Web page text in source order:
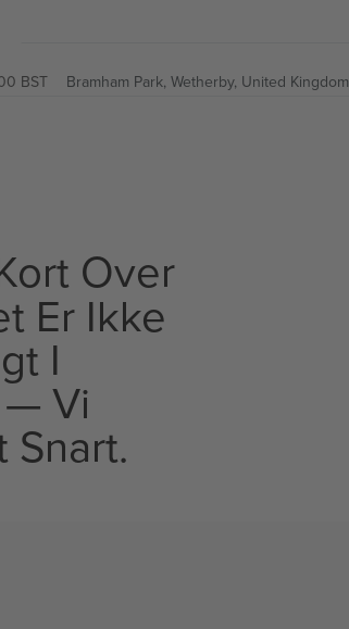
BST Bramham Park, Wetherby, United Kingdom
Over
Er Ikke
I
Vi
Snart.